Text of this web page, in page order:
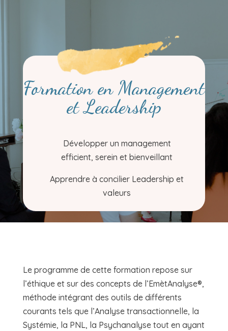
Formation en Management
et Leadership
Développer un management
efficient, serein et bienveillant
Apprendre à concilier Leadership et
valeurs
Le programme de cette formation repose sur
l’éthique et sur des concepts de l’EmètAnalyse®,
méthode intégrant des outils de différents
courants tels que l’Analyse transactionnelle, la
Systémie, la PNL, la Psychanalyse tout en ayant